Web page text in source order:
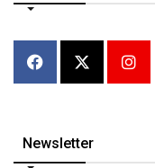
Newsletter